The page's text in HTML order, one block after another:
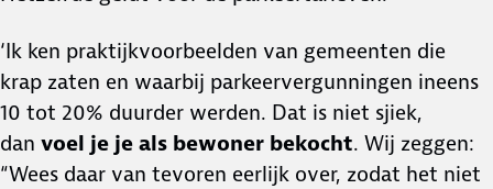
‘Ik ken praktijkvoorbeelden van gemeenten die
krap zaten en waarbij parkeervergunningen ineens
10 tot 20% duurder werden. Dat is niet sjiek,
dan voel je je als bewoner bekocht. Wij zeggen:
“Wees daar van tevoren eerlijk over, zodat het niet